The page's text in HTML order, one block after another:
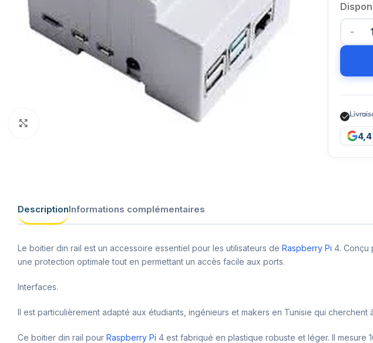
4,4
DescriptionInformations complémentaires
Le boitier din rail est un accessoire essentiel pour les utilisateurs de Raspberry Pi 4. Conçu
une protection optimale tout en permettant un accès facile aux ports.
Interfaces.
Il est particulièrement adapté aux étudiants, ingénieurs et makers en Tunisie qui cherchent
Ce boitier din rail pour Raspberry Pi 4 est fabriqué en plastique robuste et léger. Il mesure